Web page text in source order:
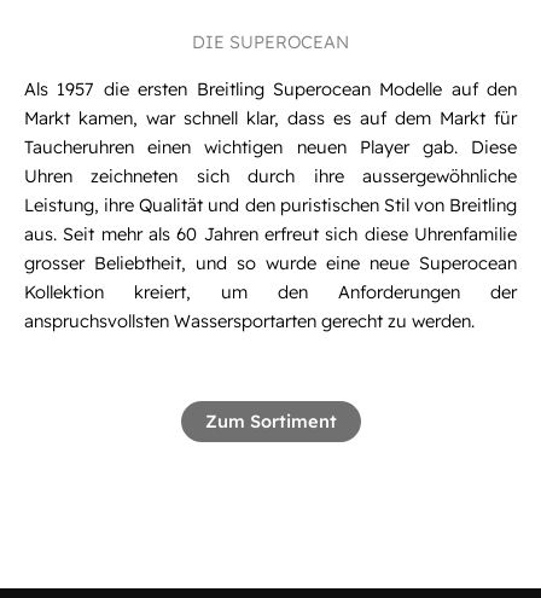
DIE SUPEROCEAN
Als 1957 die ersten Breitling Superocean Modelle auf den
Markt kamen, war schnell klar, dass es auf dem Markt für
Taucheruhren einen wichtigen neuen Player gab. Diese
Uhren zeichneten sich durch ihre aussergewöhnliche
Leistung, ihre Qualität und den puristischen Stil von Breitling
aus. Seit mehr als 60 Jahren erfreut sich diese Uhrenfamilie
grosser Beliebtheit, und so wurde eine neue Superocean
Kollektion kreiert, um den Anforderungen der
anspruchsvollsten Wassersportarten gerecht zu werden.
Zum Sortiment